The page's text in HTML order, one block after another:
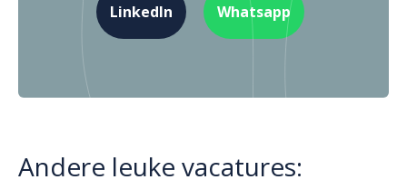
LinkedIn Whatsapp
Andere leuke vacatures: